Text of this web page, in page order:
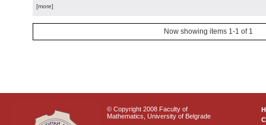
[more]
Now showing items 1-1 of 1
© Copyright 2008 Faculty of
Mathematics, University of Belgrade